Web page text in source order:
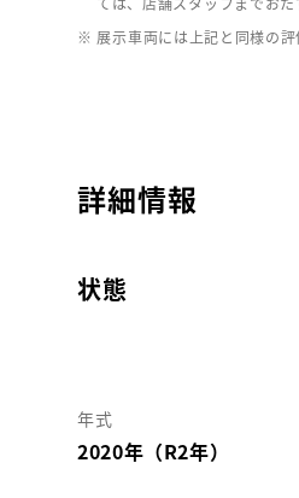
※ 展示車両には上記と同様の評
詳細情報
状態
年式
2020年（R2年）